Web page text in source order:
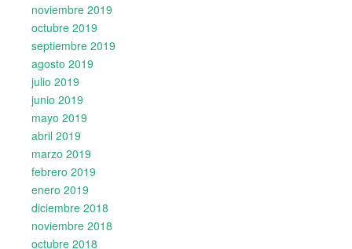
noviembre 2019
octubre 2019
septiembre 2019
agosto 2019
julio 2019
junio 2019
mayo 2019
abril 2019
marzo 2019
febrero 2019
enero 2019
diciembre 2018
noviembre 2018
octubre 2018